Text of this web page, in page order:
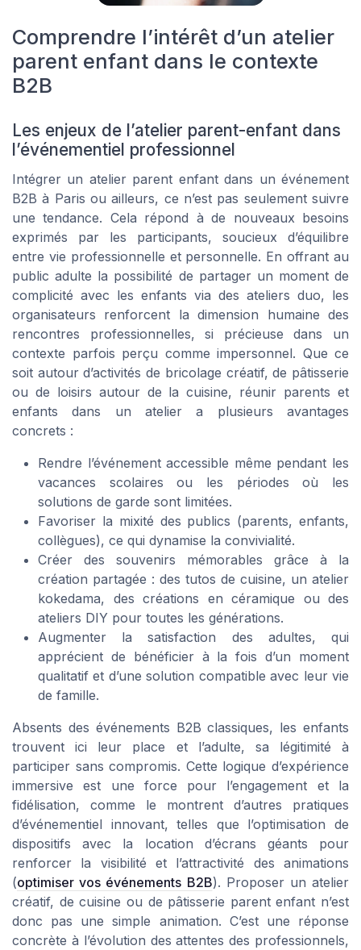
Comprendre l’intérêt d’un atelier
parent enfant dans le contexte
B2B
Les enjeux de l’atelier parent-enfant dans
l’événementiel professionnel
Intégrer un atelier parent enfant dans un événement
B2B à Paris ou ailleurs, ce n’est pas seulement suivre
une tendance. Cela répond à de nouveaux besoins
exprimés par les participants, soucieux d’équilibre
entre vie professionnelle et personnelle. En offrant au
public adulte la possibilité de partager un moment de
complicité avec les enfants via des ateliers duo, les
organisateurs renforcent la dimension humaine des
rencontres professionnelles, si précieuse dans un
contexte parfois perçu comme impersonnel. Que ce
soit autour d’activités de bricolage créatif, de pâtisserie
ou de loisirs autour de la cuisine, réunir parents et
enfants dans un atelier a plusieurs avantages
concrets :
Rendre l’événement accessible même pendant les
vacances scolaires ou les périodes où les
solutions de garde sont limitées.
Favoriser la mixité des publics (parents, enfants,
collègues), ce qui dynamise la convivialité.
Créer des souvenirs mémorables grâce à la
création partagée : des tutos de cuisine, un atelier
kokedama, des créations en céramique ou des
ateliers DIY pour toutes les générations.
Augmenter la satisfaction des adultes, qui
apprécient de bénéficier à la fois d’un moment
qualitatif et d’une solution compatible avec leur vie
de famille.
Absents des événements B2B classiques, les enfants
trouvent ici leur place et l’adulte, sa légitimité à
participer sans compromis. Cette logique d’expérience
immersive est une force pour l’engagement et la
fidélisation, comme le montrent d’autres pratiques
d’événementiel innovant, telles que l’optimisation de
dispositifs avec la location d’écrans géants pour
renforcer la visibilité et l’attractivité des animations
(optimiser vos événements B2B). Proposer un atelier
créatif, de cuisine ou de pâtisserie parent enfant n’est
donc pas une simple animation. C’est une réponse
concrète à l’évolution des attentes des professionnels,